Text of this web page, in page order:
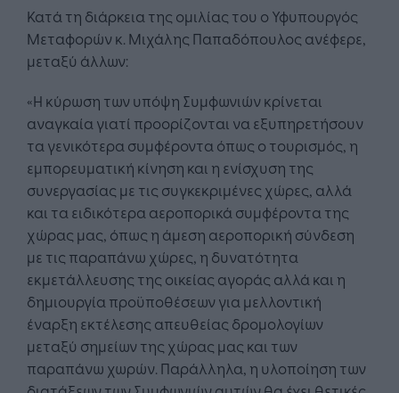
Κατά τη διάρκεια της ομιλίας του ο Υφυπουργός
Μεταφορών κ. Μιχάλης Παπαδόπουλος ανέφερε,
μεταξύ άλλων:
«Η κύρωση των υπόψη Συμφωνιών κρίνεται
αναγκαία γιατί προορίζονται να εξυπηρετήσουν
τα γενικότερα συμφέροντα όπως ο τουρισμός, η
εμπορευματική κίνηση και η ενίσχυση της
συνεργασίας με τις συγκεκριμένες χώρες, αλλά
και τα ειδικότερα αεροπορικά συμφέροντα της
χώρας μας, όπως η άμεση αεροπορική σύνδεση
με τις παραπάνω χώρες, η δυνατότητα
εκμετάλλευσης της οικείας αγοράς αλλά και η
δημιουργία προϋποθέσεων για μελλοντική
έναρξη εκτέλεσης απευθείας δρομολογίων
μεταξύ σημείων της χώρας μας και των
παραπάνω χωρών. Παράλληλα, η υλοποίηση των